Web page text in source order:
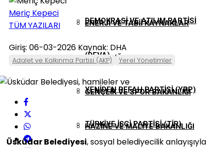
DEMOKRASI VE ATILIM PARTISI
(DEVA)
YENIDEN REFAH PARTISI (YRP)
TÜRKIYE İŞÇI PARTISI (TİP)
ENERJI VE TABII KAYNAKLAR
BAKANLIĞI
GENÇLIK VE SPOR BAKANLIĞI
HAZINE VE MALIYE BAKANLIĞI
Meriç Kepeci
TÜM YAZILARI
Giriş: 06-03-2026 Kaynak: DHA
Adalet ve Kalkınma Partisi (AKP) Yerel Yönetimler
Üsküdar Belediyesi, sosyal belediyecilik anlayışıyla